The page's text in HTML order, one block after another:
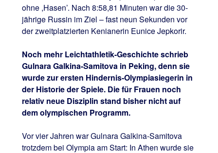
ohne ,Hasen’. Nach 8:58,81 Minuten war die 30-
jährige Russin im Ziel – fast neun Sekunden vor
der zweitplatzierten Kenianerin Eunice Jepkorir.
Noch mehr Leichtathletik-Geschichte schrieb
Gulnara Galkina-Samitova in Peking, denn sie
wurde zur ersten Hindernis-Olympiasiegerin in
der Historie der Spiele. Die für Frauen noch
relativ neue Disziplin stand bisher nicht auf
dem olympischen Programm.
Vor vier Jahren war Gulnara Galkina-Samitova
trotzdem bei Olympia am Start: In Athen wurde sie